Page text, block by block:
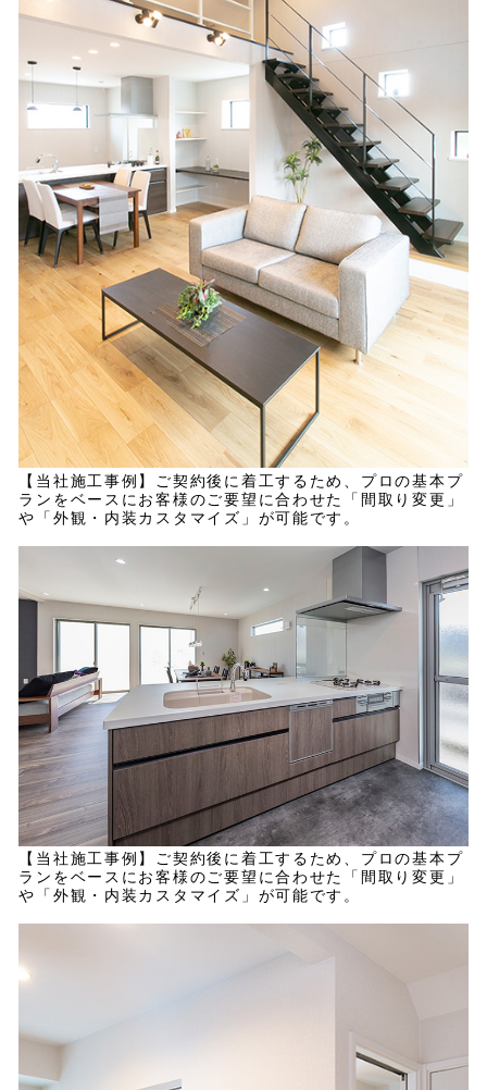
【当社施工事例】ご契約後に着工するため、プロの基本プ
ランをベースにお客様のご要望に合わせた「間取り変更」
や「外観・内装カスタマイズ」が可能です。
【当社施工事例】ご契約後に着工するため、プロの基本プ
ランをベースにお客様のご要望に合わせた「間取り変更」
や「外観・内装カスタマイズ」が可能です。